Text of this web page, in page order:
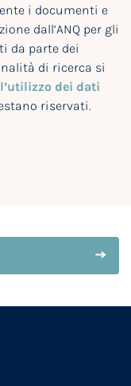
i documenti e
dall’ANQ per gli
da parte dei
di ricerca si
l’utilizzo dei dati
riservati.